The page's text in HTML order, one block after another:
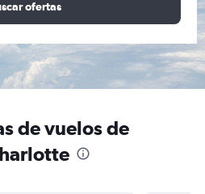
ofertas
de vuelos de